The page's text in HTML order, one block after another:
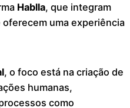
Hablla, que integram
uma experiência
, o foco está na criação de
humanas,
como